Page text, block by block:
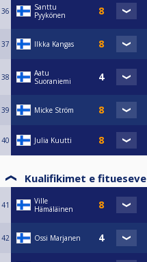
36
Santtu
Pyykönen
37 Ilkka Kangas
38
Aatu
Suoraniemi
39 Micke Ström
40 Julia Kuutti
Kualifikimet e fitueseve
41
Ville
Hämäläinen
42 Ossi Marjanen